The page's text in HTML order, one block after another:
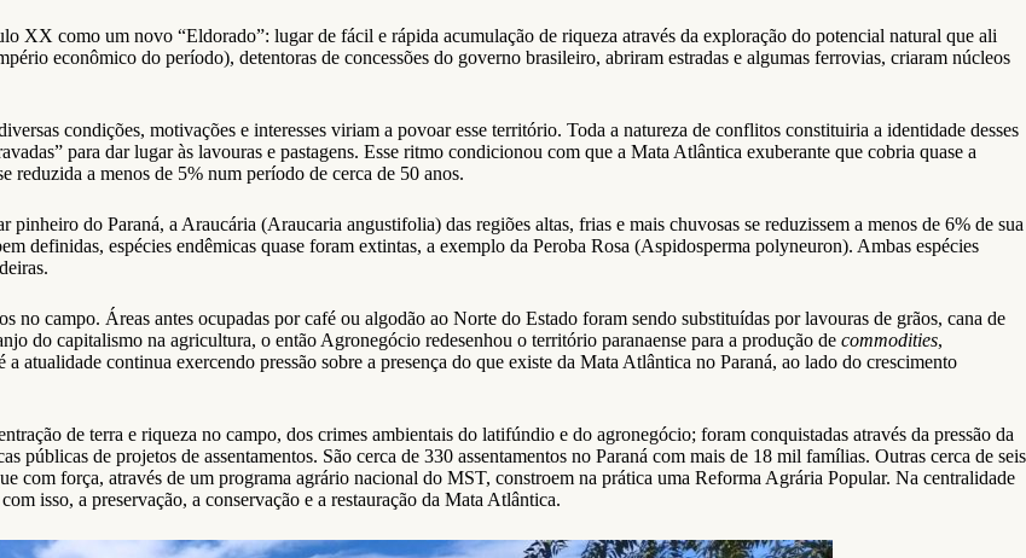
XX como um novo “Eldorado”: lugar de fácil e rápida acumulação de riqueza através da exploração do potencial natural que ali
econômico do período), detentoras de concessões do governo brasileiro, abriram estradas e algumas ferrovias, criaram núcleos
condições, motivações e interesses viriam a povoar esse território. Toda a natureza de conflitos constituiria a identidade desses
para dar lugar às lavouras e pastagens. Esse ritmo condicionou com que a Mata Atlântica exuberante que cobria quase a
reduzida a menos de 5% num período de cerca de 50 anos.
do Paraná, a Araucária (Araucaria angustifolia) das regiões altas, frias e mais chuvosas se reduzissem a menos de 6% de sua
definidas, espécies endêmicas quase foram extintas, a exemplo da Peroba Rosa (Aspidosperma polyneuron). Ambas espécies
no campo. Áreas antes ocupadas por café ou algodão ao Norte do Estado foram sendo substituídas por lavouras de grãos, cana de
do capitalismo na agricultura, o então Agronegócio redesenhou o território paranaense para a produção de commodities,
atualidade continua exercendo pressão sobre a presença do que existe da Mata Atlântica no Paraná, ao lado do crescimento
de terra e riqueza no campo, dos crimes ambientais do latifúndio e do agronegócio; foram conquistadas através da pressão da
de projetos de assentamentos. São cerca de 330 assentamentos no Paraná com mais de 18 mil famílias. Outras cerca de seis
com força, através de um programa agrário nacional do MST, constroem na prática uma Reforma Agrária Popular. Na centralidade
isso, a preservação, a conservação e a restauração da Mata Atlântica.